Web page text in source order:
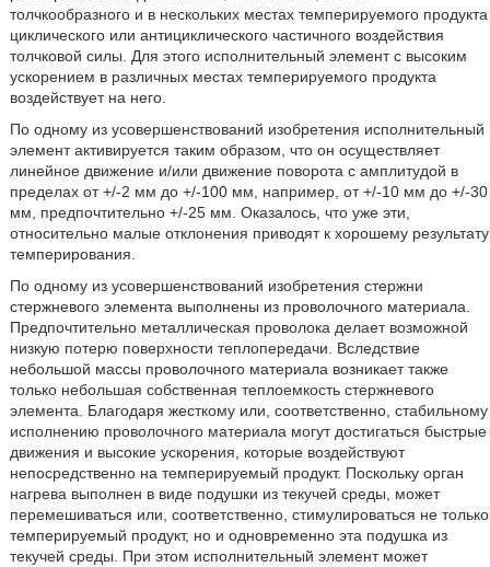
толчкообразного и в нескольких местах темперируемого продукта
циклического или антициклического частичного воздействия
толчковой силы. Для этого исполнительный элемент с высоким
ускорением в различных местах темперируемого продукта
воздействует на него.
По одному из усовершенствований изобретения исполнительный
элемент активируется таким образом, что он осуществляет
линейное движение и/или движение поворота с амплитудой в
пределах от +/-2 мм до +/-100 мм, например, от +/-10 мм до +/-30
мм, предпочтительно +/-25 мм. Оказалось, что уже эти,
относительно малые отклонения приводят к хорошему результату
темперирования.
По одному из усовершенствований изобретения стержни
стержневого элемента выполнены из проволочного материала.
Предпочтительно металлическая проволока делает возможной
низкую потерю поверхности теплопередачи. Вследствие
небольшой массы проволочного материала возникает также
только небольшая собственная теплоемкость стержневого
элемента. Благодаря жесткому или, соответственно, стабильному
исполнению проволочного материала могут достигаться быстрые
движения и высокие ускорения, которые воздействуют
непосредственно на темперируемый продукт. Поскольку орган
нагрева выполнен в виде подушки из текучей среды, может
перемешиваться или, соответственно, стимулироваться не только
темперируемый продукт, но и одновременно эта подушка из
текучей среды. При этом исполнительный элемент может